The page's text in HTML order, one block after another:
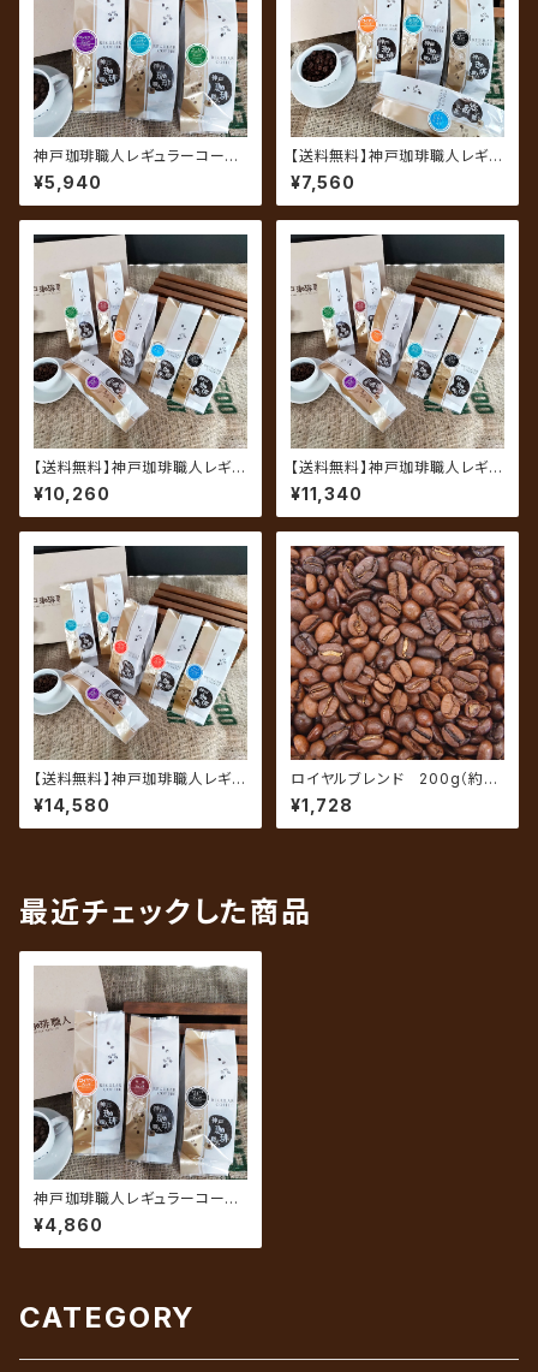
神戸珈琲職人レギュラーコーヒ
ーギフト GM-3B（3袋セット）
¥5,940
【送料無料】神戸珈琲職人レギュ
ラーコーヒーギフト GM-4（4
袋セット）
¥7,560
【送料無料】神戸珈琲職人レギュ
ラーコーヒーギフト GM-6A
（6袋セット）
¥10,260
【送料無料】神戸珈琲職人レギュ
ラーコーヒーギフト GM-6B
（6袋セット）
¥11,340
【送料無料】神戸珈琲職人レギュ
ラーコーヒーギフト GM-6C
（6袋セット）
¥14,580
ロイヤルブレンド 200g（約20
杯分）
¥1,728
最近チェックした商品
神戸珈琲職人レギュラーコーヒ
ーギフト GM-3A（3袋セット）
¥4,860
CATEGORY